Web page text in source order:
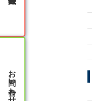
お問い合わせ